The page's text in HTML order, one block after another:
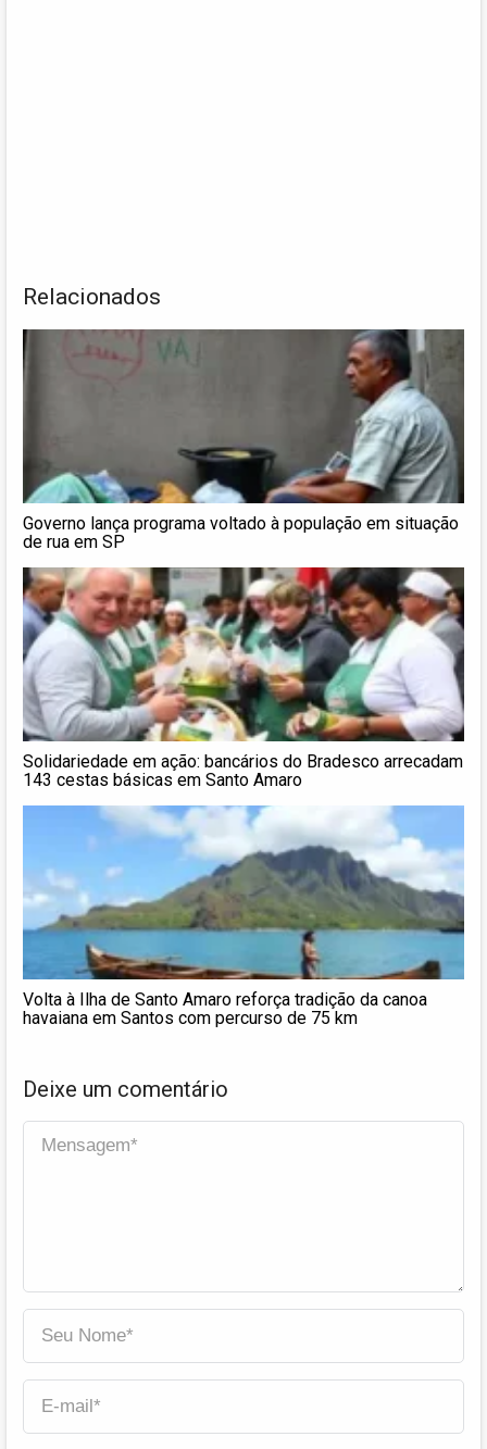
Relacionados
Governo lança programa voltado à população em situação
de rua em SP
Solidariedade em ação: bancários do Bradesco arrecadam
143 cestas básicas em Santo Amaro
Volta à Ilha de Santo Amaro reforça tradição da canoa
havaiana em Santos com percurso de 75 km
Deixe um comentário